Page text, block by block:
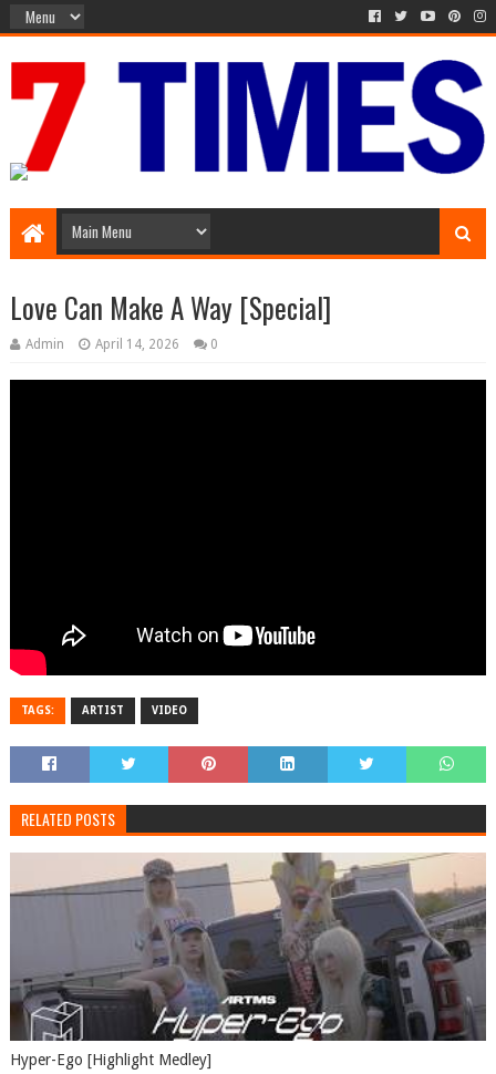
Love Can Make A Way [Special]
Admin April 14, 2026 0
TAGS: ARTIST VIDEO
RELATED POSTS
Hyper-Ego [Highlight Medley]